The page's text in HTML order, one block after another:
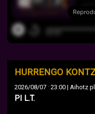
HURRENGO
2026/08/07 · 23:00 | Aihotz
PI L.T.